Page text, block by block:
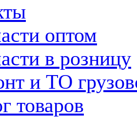
оптом
в розницу
и ТО
товаров